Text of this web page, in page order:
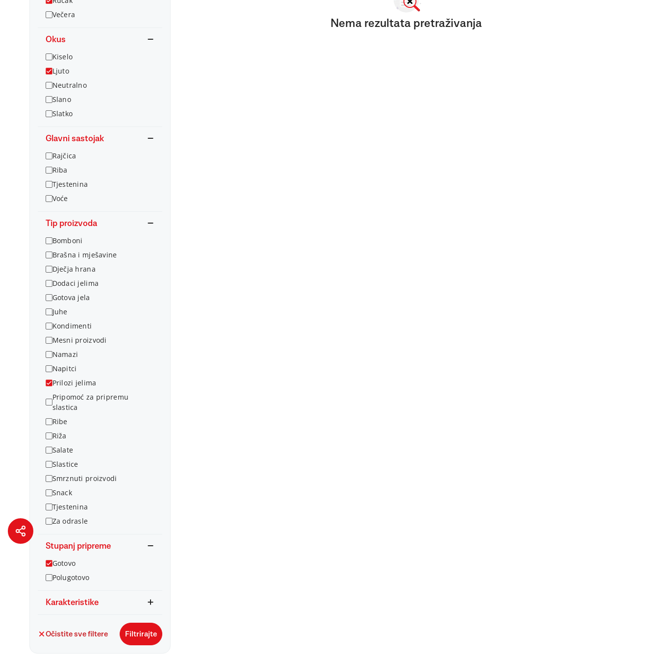
Večera
Okus
Kiselo
Ljuto
Neutralno
Slano
Slatko
Glavni sastojak
Rajčica
Riba
Tjestenina
Voće
Tip proizvoda
Bomboni
Brašna i mješavine
Dječja hrana
Dodaci jelima
Gotova jela
Juhe
Kondimenti
Mesni proizvodi
Namazi
Napitci
Prilozi jelima
Pripomoć za pripremu
slastica
Ribe
Riža
Salate
Slastice
Smrznuti proizvodi
Snack
Tjestenina
Za odrasle
Stupanj pripreme
Gotovo
Polugotovo
Karakteristike
Očistite sve filtere Filtrirajte
Nema rezultata pretraživanja